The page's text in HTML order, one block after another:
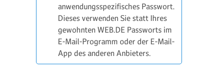
anwendungsspezifisches Passwort.
Dieses verwenden Sie statt Ihres
gewohnten WEB.DE Passworts im
E-Mail-Programm oder der E-Mail-
App des anderen Anbieters.